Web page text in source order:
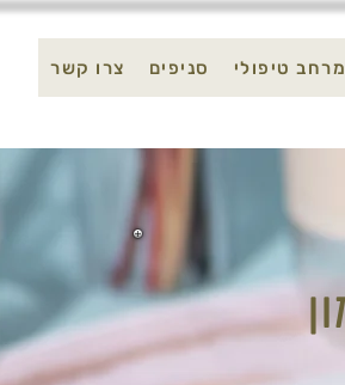
צרו קשר סניפים מרחב טיפולי